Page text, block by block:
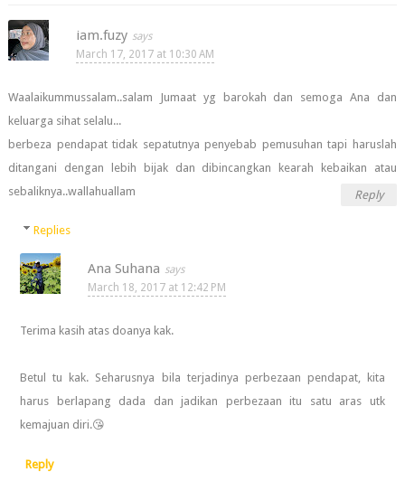
iam.fuzy
March 17, 2017 at 10:30 AM
Waalaikummussalam..salam Jumaat yg barokah dan semoga Ana dan
keluarga sihat selalu...
berbeza pendapat tidak sepatutnya penyebab pemusuhan tapi haruslah
ditangani dengan lebih bijak dan dibincangkan kearah kebaikan atau
sebaliknya..wallahuallam
Reply
Replies
Ana Suhana
March 18, 2017 at 12:42 PM
Terima kasih atas doanya kak.
Betul tu kak. Seharusnya bila terjadinya perbezaan pendapat, kita
harus berlapang dada dan jadikan perbezaan itu satu aras utk
kemajuan diri.😘
Reply